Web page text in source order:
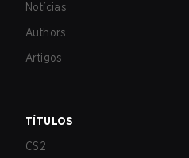
Notícias
Authors
Artigos
TÍTULOS
CS2